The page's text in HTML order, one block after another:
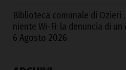
Biblioteca comunale di
niente Wi-Fi: la denuncia di
6 Agosto 2026